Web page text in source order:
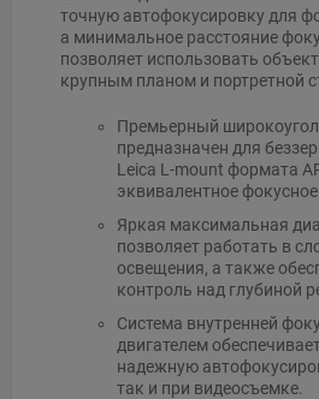
точную автофокусировку для
а минимальное расстояние
позволяет использовать
крупным планом и портретной
Премьерный
предназначен для
Leica L-mount формата
эквивалентное
Яркая максимальная
позволяет работать в
освещения, а также
контроль над глубиной
Система внутренней
двигателем
надежную
так и при видеосъемке.